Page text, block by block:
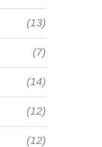
(13)
(7)
(14)
(12)
(12)